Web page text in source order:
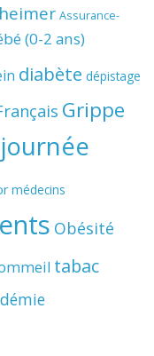
Assurance-
(0-2 ans)
diabète dépistage
Grippe
journée
médecins
Obésité
tabac